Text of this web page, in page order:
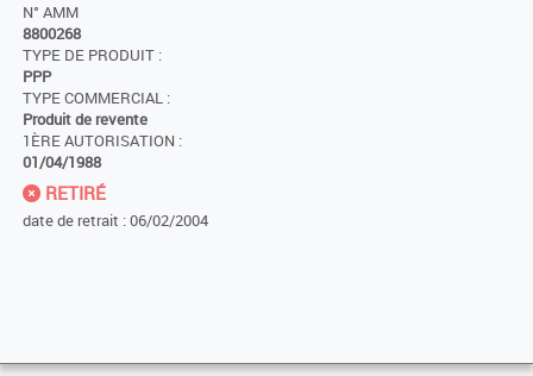
N° AMM
8800268
TYPE DE PRODUIT :
PPP
TYPE COMMERCIAL :
Produit de revente
1ÈRE AUTORISATION :
01/04/1988
RETIRÉ
date de retrait : 06/02/2004